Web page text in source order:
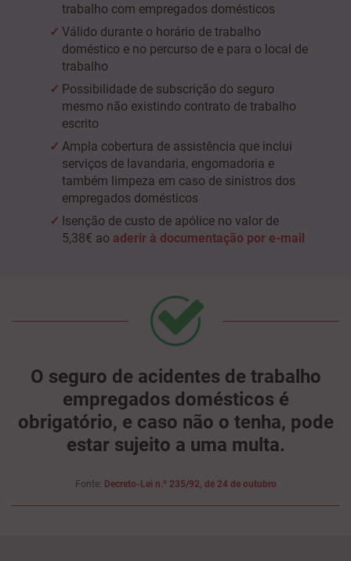
trabalho com empregados domésticos
Válido durante o horário de trabalho
doméstico e no percurso de e para o local de
trabalho
Possibilidade de subscrição do seguro
mesmo não existindo contrato de trabalho
escrito
Ampla cobertura de assistência que inclui
serviços de lavandaria, engomadoria e
também limpeza em caso de sinistros dos
empregados domésticos
Isenção de custo de apólice no valor de
5,38€ ao aderir à documentação por e-mail
O seguro de acidentes de trabalho
empregados domésticos é
obrigatório, e caso não o tenha, pode
estar sujeito a uma multa.
Fonte: Decreto-Lei n.º 235/92, de 24 de outubro